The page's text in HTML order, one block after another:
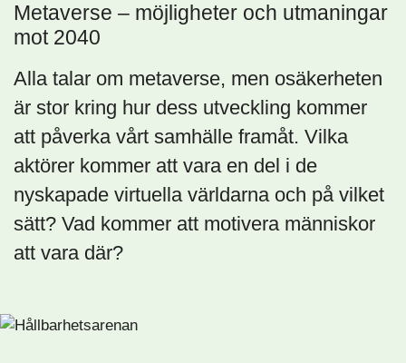
Metaverse – möjligheter och utmaningar
mot 2040
Alla talar om metaverse, men osäkerheten
är stor kring hur dess utveckling kommer
att påverka vårt samhälle framåt. Vilka
aktörer kommer att vara en del i de
nyskapade virtuella världarna och på vilket
sätt? Vad kommer att motivera människor
att vara där?